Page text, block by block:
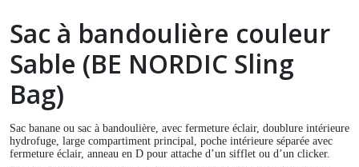
Sac à bandoulière couleur
Sable (BE NORDIC Sling
Bag)
Sac banane ou sac à bandoulière, avec fermeture éclair, doublure intérieure
hydrofuge, large compartiment principal, poche intérieure séparée avec
fermeture éclair, anneau en D pour attache d’un sifflet ou d’un clicker.